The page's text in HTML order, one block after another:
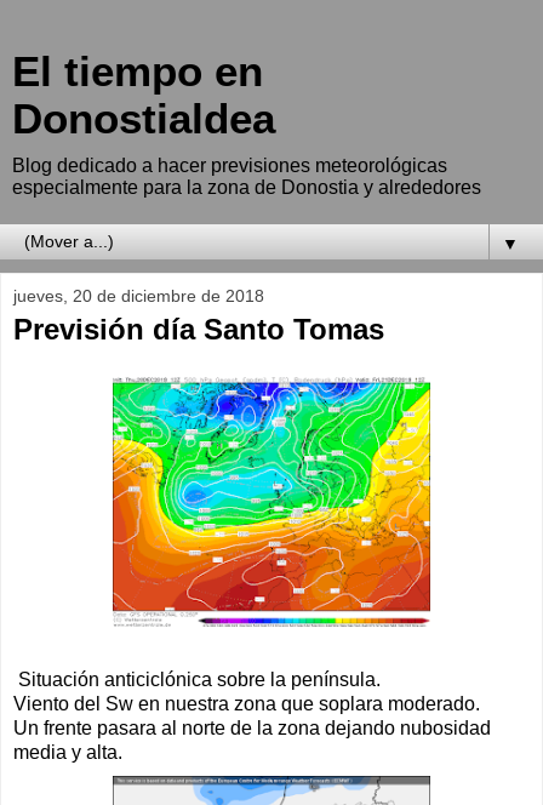
El tiempo en
Donostialdea
Blog dedicado a hacer previsiones meteorológicas
especialmente para la zona de Donostia y alrededores
▼
jueves, 20 de diciembre de 2018
Previsión día Santo Tomas
Situación anticiclónica sobre la península.
Viento del Sw en nuestra zona que soplara moderado.
Un frente pasara al norte de la zona dejando nubosidad
media y alta.